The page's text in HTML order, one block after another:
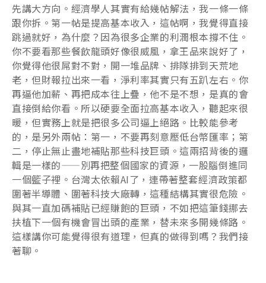
先講大方向。經濟學人其實有給幾帖解法，我一條一條
跟你拆。第一帖是提高基本收入，這帖啊，我覺得直接
跳過就好，為什麼？因為很多企業的利潤根本撐不住。
你不要看那些餐飲龍頭好像很威風，拿王品來說好了，
你覺得他很屌對不對，開一堆品牌、排隊排到天荒地
老，但財報拉出來一看，淨利率其實只有五趴左右。你
再逼他加薪、再把成本往上疊，他不是不想，是真的會
直接倒給你看。所以硬要全面拉高基本收入，聽起來很
暖，但實務上就是把很多公司逼上絕路。比較能參考
的，是另外兩帖：第一，不要再刻意壓低台幣匯率；第
二，停止無止盡地補貼那些科技巨頭。這兩招背後的邏
輯是一樣的——別再把整個國家的資源，一股腦倒進同
一個籃子裡。台灣太依賴AI了，連帶著整套經濟政策都
圍著半導體、圍著科技大廠轉，這種結構其實很危險。
與其一直加碼補貼已經賺飽的巨頭，不如把這筆錢挪去
扶植下一個有機會冒出頭的產業，替未來多開幾條路。
這樣講你可能覺得很有道理，但真的做得到嗎？我們接
著聊。